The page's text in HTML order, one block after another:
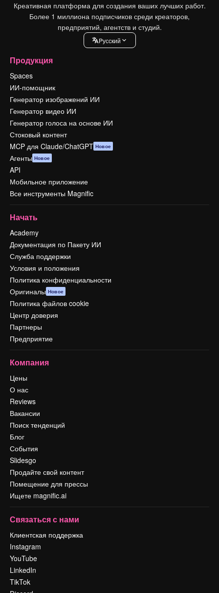
Креативная платформа для создания ваших лучших работ.
Более 1 миллиона подписчиков среди креаторов,
предприятий, агентств и студий.
Pусский
Продукция
Spaces
ИИ-помощник
Генератор изображений ИИ
Генератор видео ИИ
Генератор голоса на основе ИИ
Стоковый контент
MCP для Claude/ChatGPT Новое
Агенты Новое
API
Мобильное приложение
Все инструменты Magnific
Начать
Academy
Документация по Пакету ИИ
Служба поддержки
Условия и положения
Политика конфиденциальности
Оригиналы Новое
Политика файлов cookie
Центр доверия
Партнеры
Предприятие
Компания
Цены
О нас
Reviews
Вакансии
Поиск тенденций
Блог
События
Slidesgo
Продайте свой контент
Помещение для прессы
Ищете magnific.ai
Связаться с нами
Клиентская поддержка
Instagram
YouTube
LinkedIn
TikTok